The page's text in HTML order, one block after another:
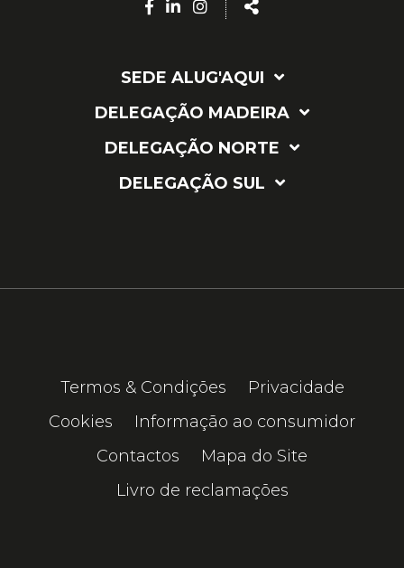
Facebook
Linkedin
Instagram
Share
SEDE ALUG'AQUI
DELEGAÇÃO MADEIRA
DELEGAÇÃO NORTE
DELEGAÇÃO SUL
Termos & Condições
Privacidade
Cookies
Informação ao consumidor
Contactos
Mapa do Site
Livro de reclamações